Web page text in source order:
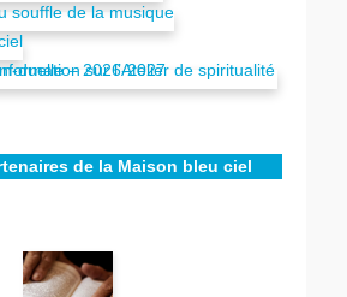
de la Maison bleu ciel